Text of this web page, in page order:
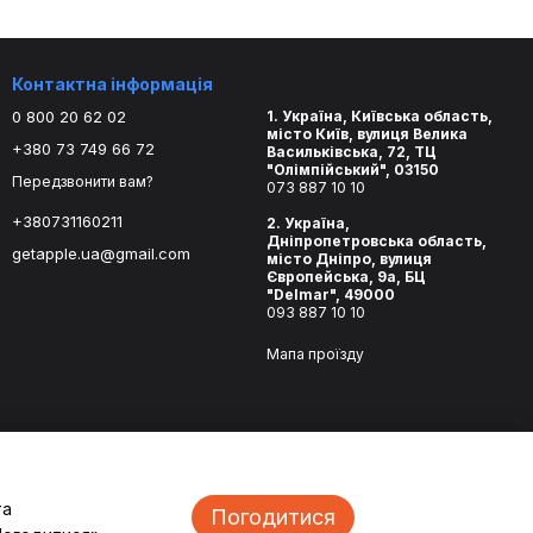
Контактна інформація
0 800 20 62 02
+380 73 749 66 72
Передзвонити вам?
+380731160211
getapple.ua@gmail.com
1. Україна, Київська область,
місто Київ, вулиця Велика
Васильківська, 72, ТЦ
"Олімпійський", 03150
073 887 10 10
2. Україна,
Дніпропетровська область,
місто Дніпро, вулиця
Європейська, 9а, БЦ
"Delmar", 49000
093 887 10 10
Мапа проїзду
Погодитися